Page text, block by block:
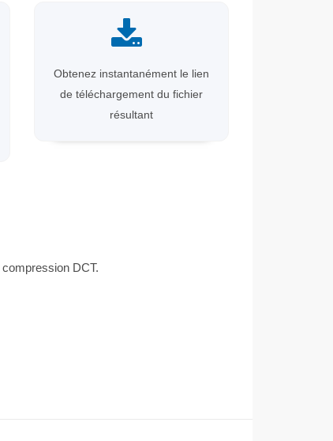
Obtenez instantanément le lien
de téléchargement du fichier
résultant
DCT.